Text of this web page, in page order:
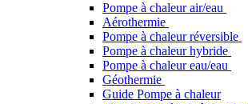
Pompe à chaleur air/eau
Aérothermie
Pompe à chaleur réversible
Pompe à chaleur hybride
Pompe à chaleur​ eau/eau
Géothermie
Guide Pompe à chaleur